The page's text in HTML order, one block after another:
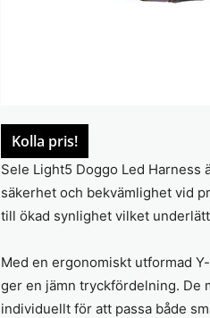
Kolla pris!
Sele Light5 Doggo Led
säkerhet och bekvämlighet vid
till ökad synlighet vilket
Med en ergonomiskt utformad
ger en jämn tryckfördelning. De
individuellt för att passa både